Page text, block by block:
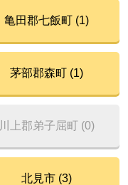
亀田郡七飯町 (1)
茅部郡森町 (1)
川上郡弟子屈町 (0)
北見市 (3)